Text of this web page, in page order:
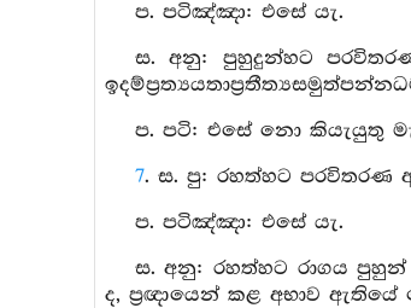
ප. පටිඤ්ඤා: එසේ යැ.
ස. අනු: පුහුදුන්හට
ප. පටි: එසේ නො කියැයුතු මැ
7. ස. පු: රහත්හට පරවිතරණ
ප. පටිඤ්ඤා: එසේ යැ.
ස. අනු: රහත්හට රාගය
ද, ප්‍රඥායෙන් කළ අභාව